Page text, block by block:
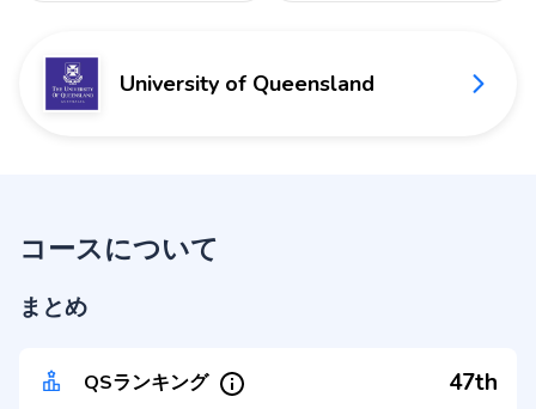
University of Queensland
コースについて
まとめ
QSランキング 47th